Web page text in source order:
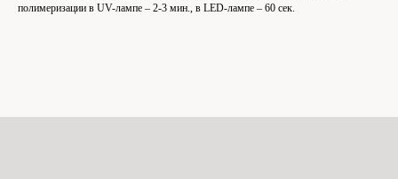
полимеризации в UV-лампе – 2-3 мин., в LED-лампе – 60 сек.